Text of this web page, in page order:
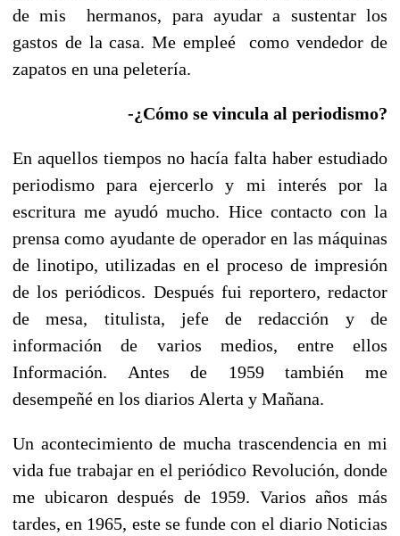
de mis hermanos, para ayudar a sustentar los
gastos de la casa. Me empleé como vendedor de
zapatos en una peletería.
-¿Cómo se vincula al periodismo?
En aquellos tiempos no hacía falta haber estudiado
periodismo para ejercerlo y mi interés por la
escritura me ayudó mucho. Hice contacto con la
prensa como ayudante de operador en las máquinas
de linotipo, utilizadas en el proceso de impresión
de los periódicos. Después fui reportero, redactor
de mesa, titulista, jefe de redacción y de
información de varios medios, entre ellos
Información. Antes de 1959 también me
desempeñé en los diarios Alerta y Mañana.
Un acontecimiento de mucha trascendencia en mi
vida fue trabajar en el periódico Revolución, donde
me ubicaron después de 1959. Varios años más
tardes, en 1965, este se funde con el diario Noticias